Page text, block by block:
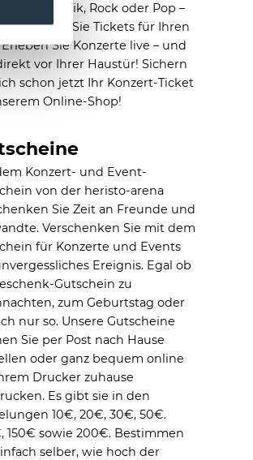
Jazz, Klassik, Rock oder Pop –
erhalten Sie Tickets für Ihren
Sie Konzerte live – und
vor Ihrer Haustür! Sichern
schon jetzt Ihr Konzert-Ticket
Online-Shop!
Konzert- und Event-
von der heristo-arena
Sie Zeit an Freunde und
Verschenken Sie mit dem
für Konzerte und Events
Ereignis. Egal ob
Gutschein zu
zum Geburtstag oder
nur so. Unsere Gutscheine
Sie per Post nach Hause
oder ganz bequem online
Drucker zuhause
Es gibt sie in den
10€, 20€, 30€, 50€.
150€ sowie 200€. Bestimmen
selber, wie hoch der